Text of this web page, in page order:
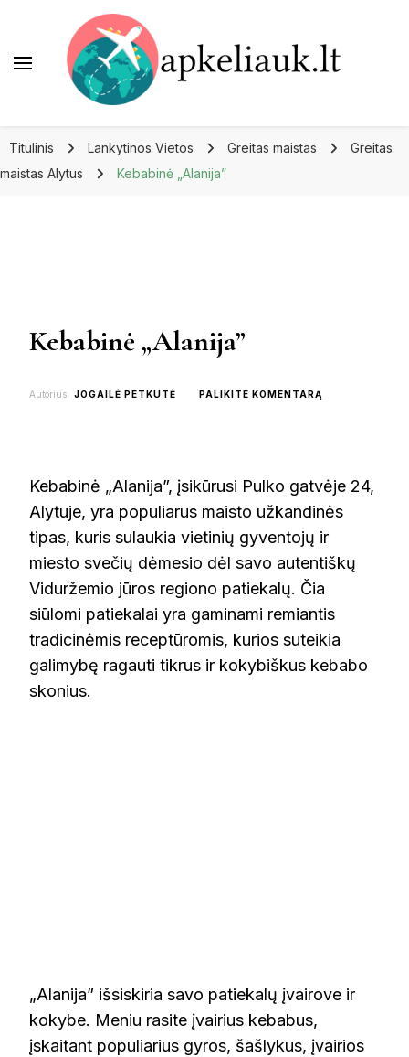
Titulinis Lankytinos Vietos Greitas maistas
Greitas
maistas Alytus
Kebabinė „Alanija”
Kebabinė „Alanija”
Autorius JOGAILĖ PETKUTĖ PALIKITE KOMENTARĄ
Kebabinė „Alanija”, įsikūrusi Pulko gatvėje 24,
Alytuje, yra populiarus maisto užkandinės
tipas, kuris sulaukia vietinių gyventojų ir
miesto svečių dėmesio dėl savo autentiškų
Viduržemio jūros regiono patiekalų. Čia
siūlomi patiekalai yra gaminami remiantis
tradicinėmis receptūromis, kurios suteikia
galimybę ragauti tikrus ir kokybiškus kebabo
skonius.
„Alanija” išsiskiria savo patiekalų įvairove ir
kokybe. Meniu rasite įvairius kebabus,
įskaitant populiarius gyros, šašlykus, įvairios